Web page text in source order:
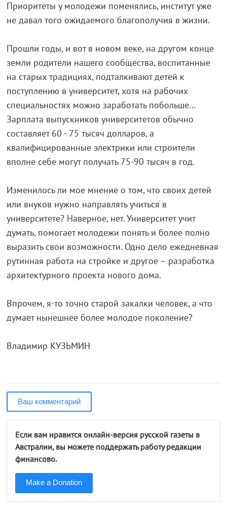
Приоритеты у молодежи поменялись, институт уже
не давал того ожидаемого благополучия в жизни.
Прошли годы, и вот в новом веке, на другом конце
земли родители нашего сообщества, воспитанные
на старых традициях, подталкивают детей к
поступлению в университет, хотя на рабочих
специальностях можно заработать побольше…
Зарплата выпускников университетов обычно
составляет 60 - 75 тысяч долларов, а
квалифицированные электрики или строители
вполне себе могут получать 75-90 тысяч в год.
Изменилось ли мое мнение о том, что своих детей
или внуков нужно направлять учиться в
университете? Наверное, нет. Университет учит
думать, помогает молодежи понять и более полно
выразить свои возможности. Одно дело ежедневная
рутинная работа на стройке и другое – разработка
архитектурного проекта нового дома.
Впрочем, я-то точно старой закалки человек, а что
думает нынешнее более молодое поколение?
Владимир КУЗЬМИН
Ваш комментарий
Если вам нравится онлайн-версия русской газеты в
Австралии, вы можете поддержать работу редакции
финансово.
Make a Donation